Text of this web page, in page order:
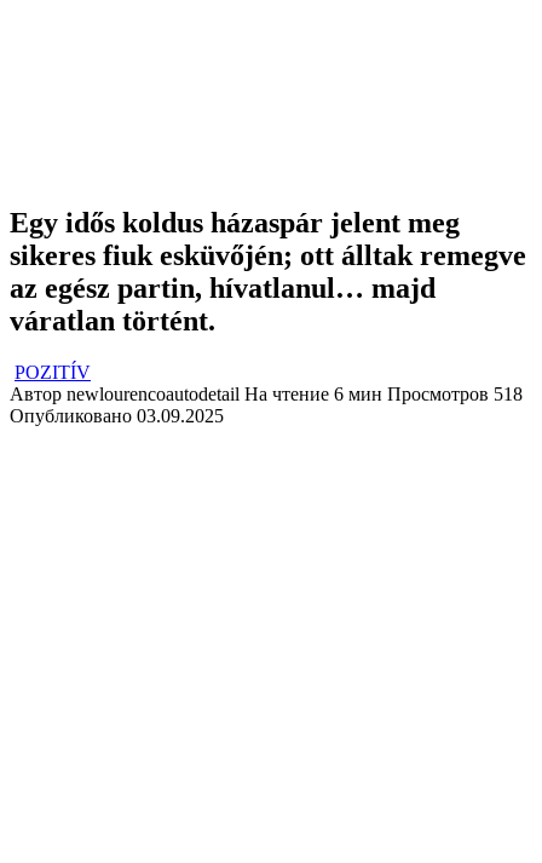
Egy idős koldus házaspár jelent meg
sikeres fiuk esküvőjén; ott álltak remegve
az egész partin, hívatlanul… majd
váratlan történt.
POZITÍV
Автор newlourencoautodetail На чтение 6 мин Просмотров 518
Опубликовано 03.09.2025